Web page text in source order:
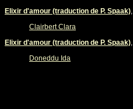
Elixir d'amour (traduction de P. Spaak),
Clairbert Clara
Elixir d'amour (traduction de P. Spaak),
Doneddu Ida